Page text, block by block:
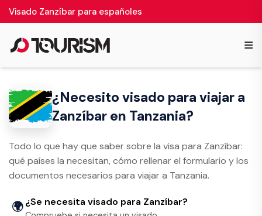
Visado Zanzíbar para españoles
≡
¿Necesito visado para viajar a
Zanzíbar en Tanzania?
Todo lo que hay que saber sobre la visa para Zanzíbar:
qué países la necesitan, cómo rellenar el formulario y los
documentos necesarios para viajar a Tanzania.
🌍 ¿Se necesita visado para Zanzíbar?